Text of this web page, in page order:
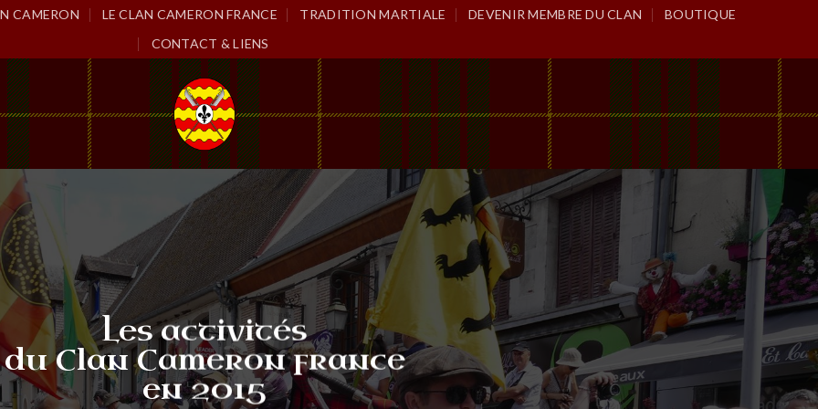
CAMERON LE CLAN CAMERON FRANCE TRADITION MARTIALE DEVENIR MEMBRE DU CLAN
BOUTIQUE
CONTACT & LIENS
Les activités
du Clan Cameron france
en 2015